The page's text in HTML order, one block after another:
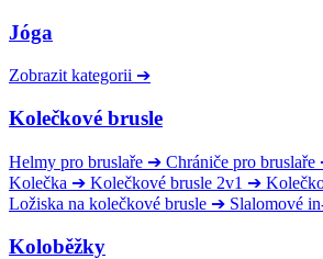
Jóga
Zobrazit kategorii ➔
Kolečkové brusle
Helmy pro bruslaře ➔ Chrániče pro bruslaře
Kolečka ➔ Kolečkové brusle 2v1 ➔
Ložiska na kolečkové brusle ➔ Slalomové
Koloběžky